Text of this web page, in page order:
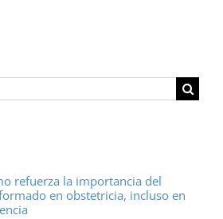
refuerza la importancia del
en obstetricia, incluso en